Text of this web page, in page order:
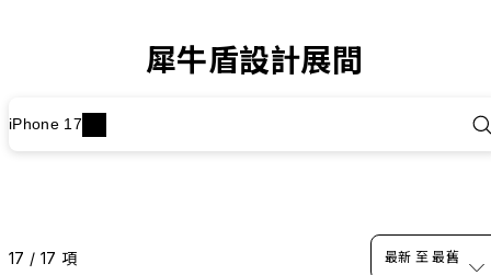
犀牛盾設計展間
iPhone 17
17 / 17 項 最新 至 最舊